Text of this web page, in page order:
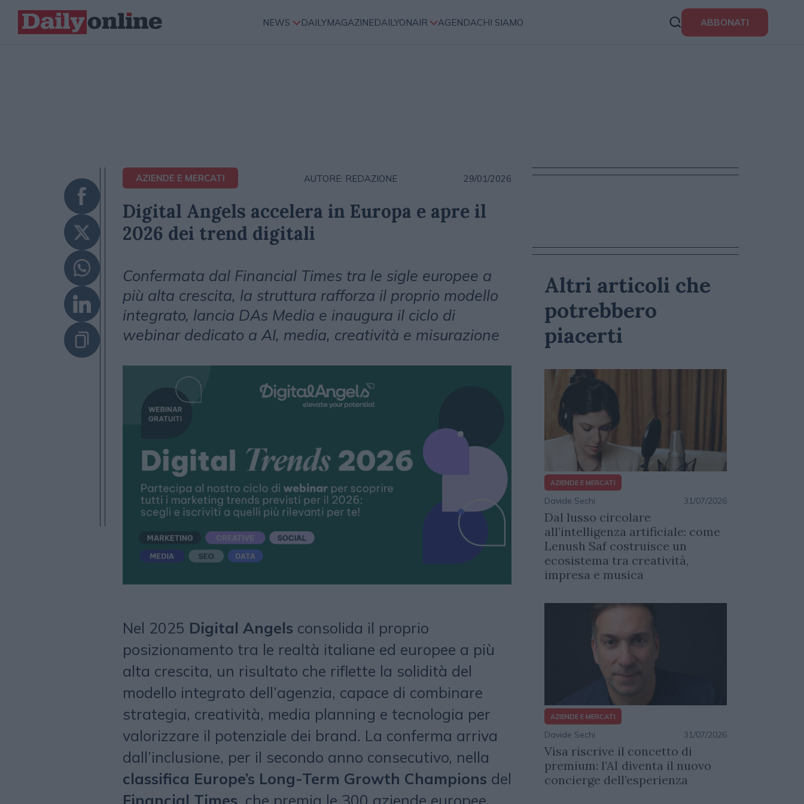
NEWS DAILYMAGAZINEDAILYONAIR AGENDACHI SIAMO ABBONATI
AZIENDE E MERCATI AUTORE: REDAZIONE 29/01/2026
Digital Angels accelera in Europa e apre il
2026 dei trend digitali
Confermata dal Financial Times tra le sigle europee a
più alta crescita, la struttura rafforza il proprio modello
integrato, lancia DAs Media e inaugura il ciclo di
webinar dedicato a AI, media, creatività e misurazione
Nel 2025 Digital Angels consolida il proprio
posizionamento tra le realtà italiane ed europee a più
alta crescita, un risultato che riflette la solidità del
modello integrato dell’agenzia, capace di combinare
strategia, creatività, media planning e tecnologia per
valorizzare il potenziale dei brand. La conferma arriva
dall’inclusione, per il secondo anno consecutivo, nella
classifica Europe’s Long-Term Growth Champions del
Financial Times, che premia le 300 aziende europee
Altri articoli che
potrebbero
piacerti
AZIENDE E MERCATI
Davide Sechi 31/07/2026
Dal lusso circolare
all’intelligenza artificiale: come
Lenush Saf costruisce un
ecosistema tra creatività,
impresa e musica
AZIENDE E MERCATI
Davide Sechi 31/07/2026
Visa riscrive il concetto di
premium: l’AI diventa il nuovo
concierge dell’esperienza